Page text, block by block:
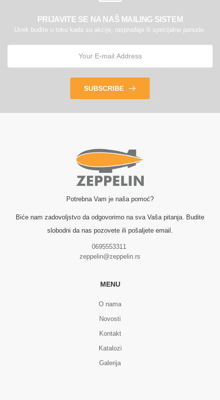
PRIJAVITE SE NA NAŠ MAILING SISTEM
Uvek budite u toku kada su akcije, rasprodaje ili specijalne ponude.
SUBSCRIBE
Potrebna Vam je naša pomoć?
Biće nam zadovoljstvo da odgovorimo na sva Vaša pitanja. Budite
slobodni da nas pozovete ili pošaljete email.
0695553311
zeppelin@zeppelin.rs
MENU
O nama
Novosti
Kontakt
Katalozi
Galerija